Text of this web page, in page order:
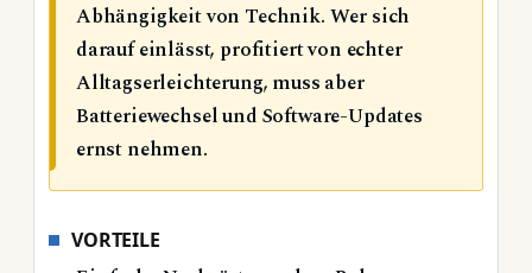
Abhängigkeit von Technik. Wer sich
darauf einlässt, profitiert von echter
Alltagserleichterung, muss aber
Batteriewechsel und Software-Updates
ernst nehmen.
VORTEILE